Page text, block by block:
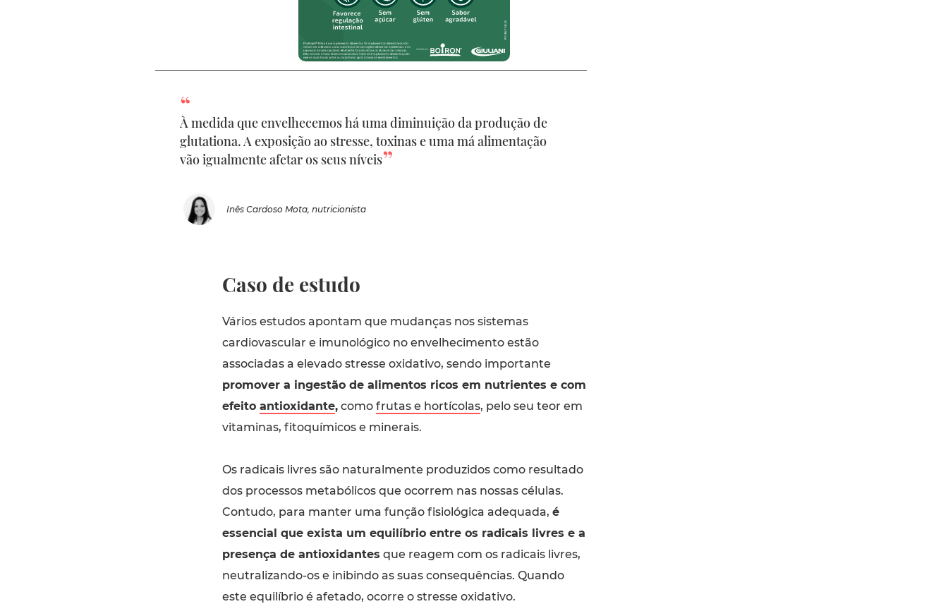
À medida que envelhecemos há uma diminuição da produção de
glutationa. A exposição ao stresse, toxinas e uma má alimentação
vão igualmente afetar os seus níveis
Inês Cardoso Mota, nutricionista
Caso de estudo
Vários estudos apontam que mudanças nos sistemas
cardiovascular e imunológico no envelhecimento estão
associadas a elevado stresse oxidativo, sendo importante
promover a ingestão de alimentos ricos em nutrientes e com
efeito antioxidante,como frutas e hortícolas, pelo seu teor em
vitaminas, fitoquímicos e minerais.
Os radicais livres são naturalmente produzidos como resultado
dos processos metabólicos que ocorrem nas nossas células.
Contudo, para manter uma função fisiológica adequada, é
essencial que exista um equilíbrio entre os radicais livres e a
presença de antioxidantes que reagem com os radicais livres,
neutralizando-os e inibindo as suas consequências. Quando
este equilíbrio é afetado, ocorre o stresse oxidativo.